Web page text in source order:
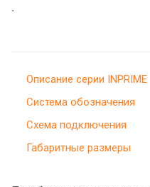
`
Описание серии INPRIME
Система обозначения
Схема подключения
Габаритные размеры